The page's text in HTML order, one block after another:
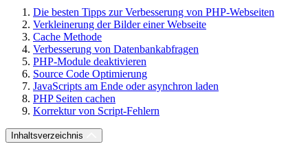
Die besten Tipps zur Verbesserung von PHP-Webseiten
Verkleinerung der Bilder einer Webseite
Cache Methode
Verbesserung von Datenbankabfragen
PHP-Module deaktivieren
Source Code Optimierung
JavaScripts am Ende oder asynchron laden
PHP Seiten cachen
Korrektur von Script-Fehlern
Inhaltsverzeichnis